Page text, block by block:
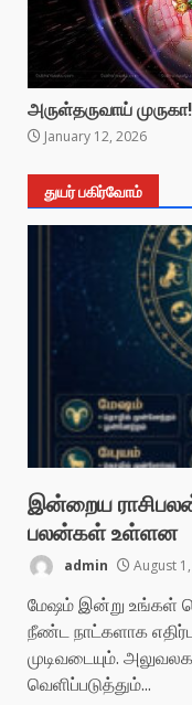
அருள்தருவாய் முருகா!
January 12, 2026
துயர் பகிர்வோம்
இன்றைய
பலன்கள் உள்ளன
admin August
மேஷம் இன்று உங்கள்
நீண்ட நாட்களாக
முடிவடையும்.
வெளிப்படுத்தும்...